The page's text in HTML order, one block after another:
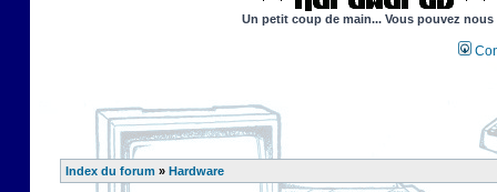
Un petit coup de main... Vous pouvez
Index du forum » Hardware